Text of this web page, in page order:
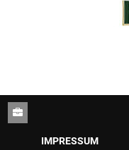
IMPRESSUM